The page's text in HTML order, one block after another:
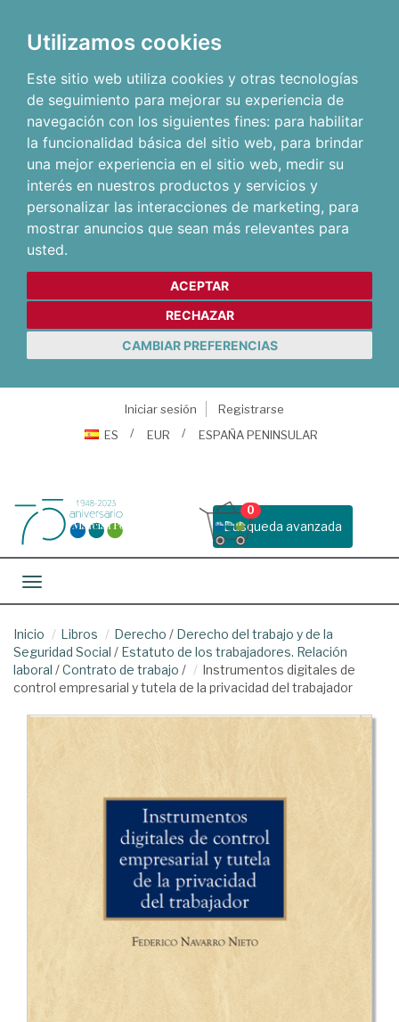
Utilizamos cookies
Este sitio web utiliza cookies y otras tecnologías
de seguimiento para mejorar su experiencia de
navegación con los siguientes fines: para habilitar
la funcionalidad básica del sitio web, para brindar
una mejor experiencia en el sitio web, medir su
interés en nuestros productos y servicios y
personalizar las interacciones de marketing, para
mostrar anuncios que sean más relevantes para
usted.
ACEPTAR
RECHAZAR
CAMBIAR PREFERENCIAS
Iniciar sesión
Registrarse
ES
EUR ESPAÑA PENINSULAR
Busqueda avanzada
0
Toggle navigation
Inicio Libros Derecho / Derecho del trabajo y de la
Seguridad Social / Estatuto de los trabajadores. Relación
laboral /Contrato de trabajo /
Instrumentos digitales de
control empresarial y tutela de la privacidad del trabajador